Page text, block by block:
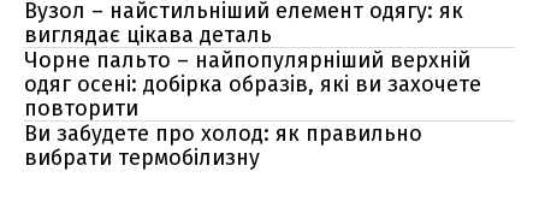
Вузол – найстильніший елемент одягу: як
виглядає цікава деталь
Чорне пальто – найпопулярніший верхній
одяг осені: добірка образів, які ви захочете
повторити
Ви забудете про холод: як правильно
вибрати термобілизну